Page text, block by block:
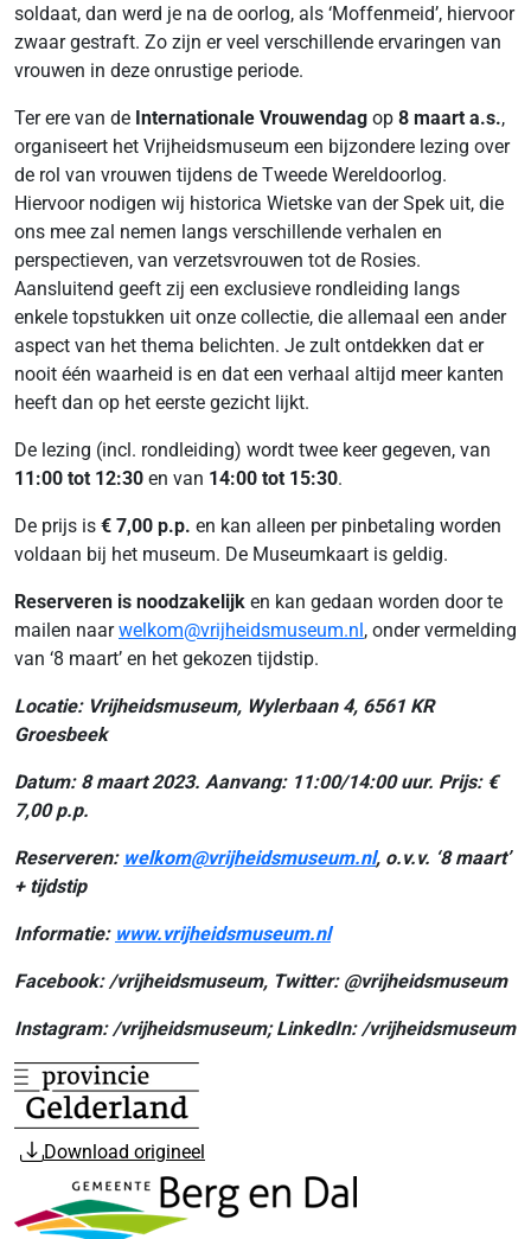
soldaat, dan werd je na de oorlog, als ‘Moffenmeid’, hiervoor
zwaar gestraft. Zo zijn er veel verschillende ervaringen van
vrouwen in deze onrustige periode.
Ter ere van de Internationale Vrouwendag op 8 maart a.s.,
organiseert het Vrijheidsmuseum een bijzondere lezing over
de rol van vrouwen tijdens de Tweede Wereldoorlog.
Hiervoor nodigen wij historica Wietske van der Spek uit, die
ons mee zal nemen langs verschillende verhalen en
perspectieven, van verzetsvrouwen tot de Rosies.
Aansluitend geeft zij een exclusieve rondleiding langs
enkele topstukken uit onze collectie, die allemaal een ander
aspect van het thema belichten. Je zult ontdekken dat er
nooit één waarheid is en dat een verhaal altijd meer kanten
heeft dan op het eerste gezicht lijkt.
De lezing (incl. rondleiding) wordt twee keer gegeven, van
11:00 tot 12:30 en van 14:00 tot 15:30.
De prijs is € 7,00 p.p. en kan alleen per pinbetaling worden
voldaan bij het museum. De Museumkaart is geldig.
Reserveren is noodzakelijk en kan gedaan worden door te
mailen naarwelkom@vrijheidsmuseum.nl, onder vermelding
van ‘8 maart’ en het gekozen tijdstip.
Locatie: Vrijheidsmuseum, Wylerbaan 4, 6561 KR
Groesbeek
Datum: 8 maart 2023. Aanvang: 11:00/14:00 uur. Prijs: €
7,00 p.p.
Reserveren: welkom@vrijheidsmuseum.nl, o.v.v. ‘8 maart’
+ tijdstip
Informatie: www.vrijheidsmuseum.nl
Facebook: /vrijheidsmuseum, Twitter: @vrijheidsmuseum
Instagram: /vrijheidsmuseum; LinkedIn: /vrijheidsmuseum
Download origineel